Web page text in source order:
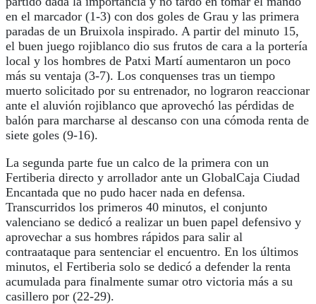
en el marcador (1-3) con dos goles de Grau y las primera
paradas de un Bruixola inspirado. A partir del minuto 15,
el buen juego rojiblanco dio sus frutos de cara a la portería
local y los hombres de Patxi Martí aumentaron un poco
más su ventaja (3-7). Los conquenses tras un tiempo
muerto solicitado por su entrenador, no lograron reaccionar
ante el aluvión rojiblanco que aprovechó las pérdidas de
balón para marcharse al descanso con una cómoda renta de
siete goles (9-16).
La segunda parte fue un calco de la primera con un
Fertiberia directo y arrollador ante un GlobalCaja Ciudad
Encantada que no pudo hacer nada en defensa.
Transcurridos los primeros 40 minutos, el conjunto
valenciano se dedicó a realizar un buen papel defensivo y
aprovechar a sus hombres rápidos para salir al
contraataque para sentenciar el encuentro. En los últimos
minutos, el Fertiberia solo se dedicó a defender la renta
acumulada para finalmente sumar otro victoria más a su
casillero por (22-29).